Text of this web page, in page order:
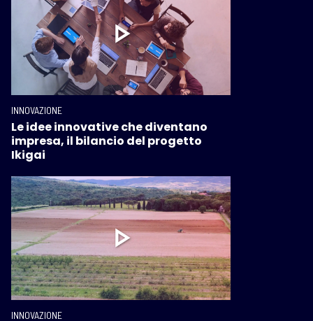
INNOVAZIONE
Le idee innovative che diventano
impresa, il bilancio del progetto
Ikigai
INNOVAZIONE